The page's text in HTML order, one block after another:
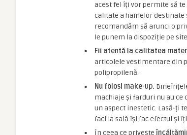
acest fel îți vor permite să
calitate a hainelor destinate
recomandăm să arunci o
le punem la dispoziție pe
Fii atentă la calitatea
articolele vestimentare din
polipropilenă.
Nu folosi make-up.
machiaje și farduri nu au ce
un aspect inestetic. Lasă-ți
faci la sală își fac efectul și
În ceea ce privește